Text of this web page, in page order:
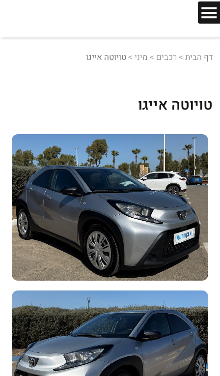
דף הבית > רכבים > מיני >טויוטה אייגו
טויוטה אייגו